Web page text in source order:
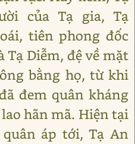
của Tạ gia, Tạ
tiên phong đốc
Tạ Diễm, đệ về mặt
bằng họ, từ khi
đem quân kháng
hãn mã. Hiện tại
áp tới, Tạ An